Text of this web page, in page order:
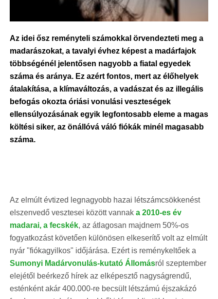
Az idei ősz reményteli számokkal örvendezteti meg a
madarászokat, a tavalyi évhez képest a madárfajok
többségénél jelentősen nagyobb a fiatal egyedek
száma és aránya. Ez azért fontos, mert az élőhelyek
átalakítása, a klímaváltozás, a vadászat és az illegális
befogás okozta óriási vonulási veszteségek
ellensúlyozásának egyik legfontosabb eleme a magas
költési siker, az önállóvá váló fiókák minél magasabb
száma.
Az elmúlt évtized legnagyobb hazai létszámcsökkenést
elszenvedő vesztesei között vannak a 2010-es év
madarai, a fecskék, az átlagosan majdnem 50%-os
fogyatkozást követően különösen elkeserítő volt az elmúlt
nyár "fiókagyilkos" időjárása. Ezért is reménykeltőek a
Sumonyi Madárvonulás-kutató Állomásról szeptember
elejétől beérkező hírek az elképesztő nagyságrendű,
esténként akár 400.000-re becsült létszámú éjszakázó